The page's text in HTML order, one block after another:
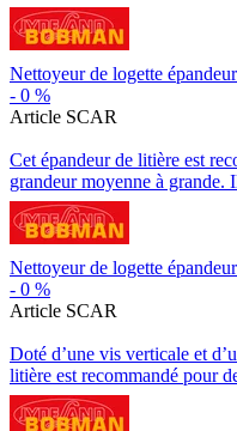
Nettoyeur de logette
- 0 %
Article SCAR
Cet épandeur de litière est
grandeur moyenne à grande.
Nettoyeur de logette
- 0 %
Article SCAR
Doté d’une vis verticale et
litière est recommandé pour